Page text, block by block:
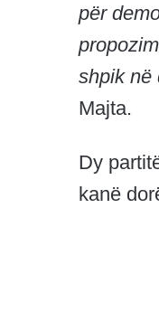
për
shpik në
Majta.
Dy
kanë